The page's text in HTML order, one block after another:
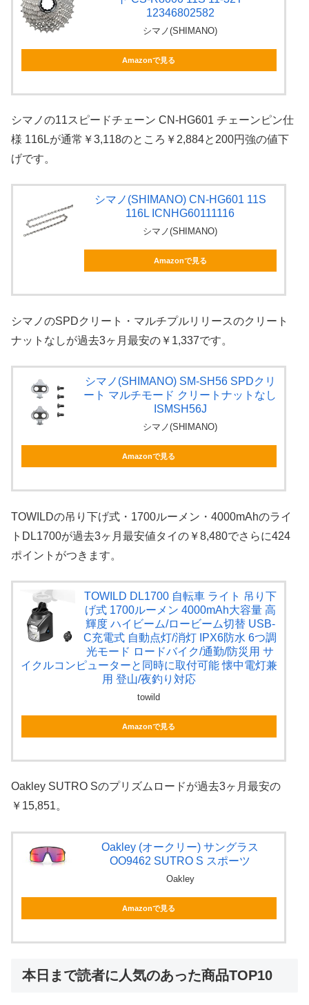
12346802582
シマノ(SHIMANO)
Amazonで見る
シマノの11スピードチェーン CN-HG601 チェーンピン仕
様 116Lが通常￥3,118のところ￥2,884と200円強の値下
げです。
シマノ(SHIMANO) CN-HG601 11S
116L ICNHG60111116
シマノ(SHIMANO)
Amazonで見る
シマノのSPDクリート・マルチプルリリースのクリート
ナットなしが過去3ヶ月最安の￥1,337です。
シマノ(SHIMANO) SM-SH56 SPDクリ
ート マルチモード クリートナットなし
ISMSH56J
シマノ(SHIMANO)
Amazonで見る
TOWILDの吊り下げ式・1700ルーメン・4000mAhのライ
トDL1700が過去3ヶ月最安値タイの￥8,480でさらに424
ポイントがつきます。
TOWILD DL1700 自転車 ライト 吊り下
げ式 1700ルーメン 4000mAh大容量 高
輝度 ハイビーム/ロービーム切替 USB-
C充電式 自動点灯/消灯 IPX6防水 6つ調
光モード ロードバイク/通勤/防災用 サ
イクルコンピューターと同時に取付可能 懐中電灯兼
用 登山/夜釣り対応
towild
Amazonで見る
Oakley SUTRO Sのプリズムロードが過去3ヶ月最安の
￥15,851。
Oakley (オークリー) サングラス
OO9462 SUTRO S スポーツ
Oakley
Amazonで見る
本日まで読者に人気のあった商品TOP10